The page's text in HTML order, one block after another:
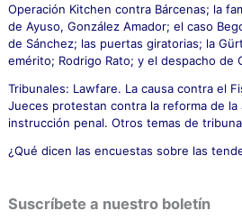
Operación Kitchen contra Bárcenas; la
de Ayuso, González Amador; el caso
de Sánchez; las puertas giratorias; la
emérito; Rodrigo Rato; y el despacho de
Tribunales: Lawfare. La causa contra el
Jueces protestan contra la reforma de la
instrucción penal. Otros temas de
¿Qué dicen las encuestas sobre las
Suscríbete a nuestro boletín